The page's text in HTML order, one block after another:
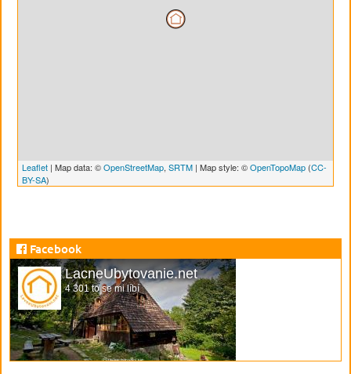
Leaflet | Map data: ©OpenStreetMap, SRTM | Map style: ©OpenTopoMap (CC-
BY-SA)
Facebook
LacneUbytovanie.net
4 301 to se mi líbí